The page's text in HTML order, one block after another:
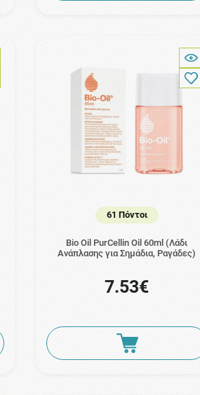
61 Πόντοι
Bio Oil PurCellin Oil 60ml (Λάδι
Ανάπλασης για Σημάδια, Ραγάδες)
7.53€